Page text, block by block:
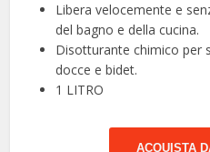
Libera velocemente e
del bagno e della cucina.
Disotturante chimico per
docce e bidet.
1 LITRO
ACQUISTA